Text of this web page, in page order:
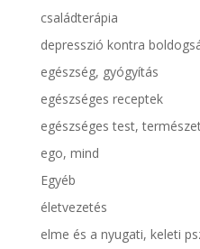
családterápia
depresszió kontra
egészség, gyógyítás
egészséges receptek
egészséges test,
ego, mind
Egyéb
életvezetés
elme és a nyugati, keleti